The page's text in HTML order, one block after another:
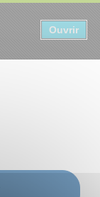
Ouvrir